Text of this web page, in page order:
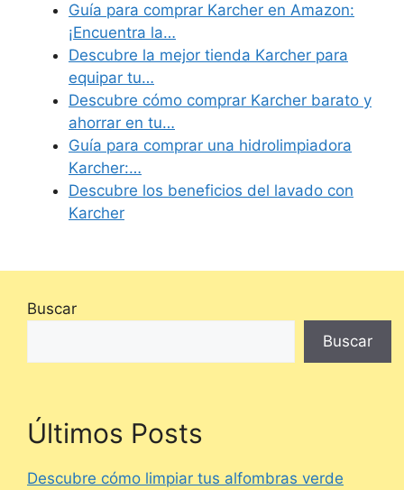
Guía para comprar Karcher en Amazon:
¡Encuentra la…
Descubre la mejor tienda Karcher para
equipar tu…
Descubre cómo comprar Karcher barato y
ahorrar en tu…
Guía para comprar una hidrolimpiadora
Karcher:…
Descubre los beneficios del lavado con
Karcher
Buscar
Buscar
Últimos Posts
Descubre cómo limpiar tus alfombras verde